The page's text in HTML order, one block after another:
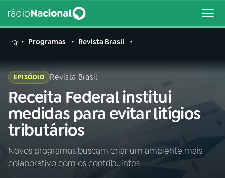
MENU
Buscar
na
Rádio
Nacional
Buscar
AO VIVO
Programas Revista Brasil
EPISÓDIO Revista Brasil
Receita Federal institui
medidas para evitar litígios
tributários
Novos programas buscam criar um ambiente mais
colaborativo com os contribuintes